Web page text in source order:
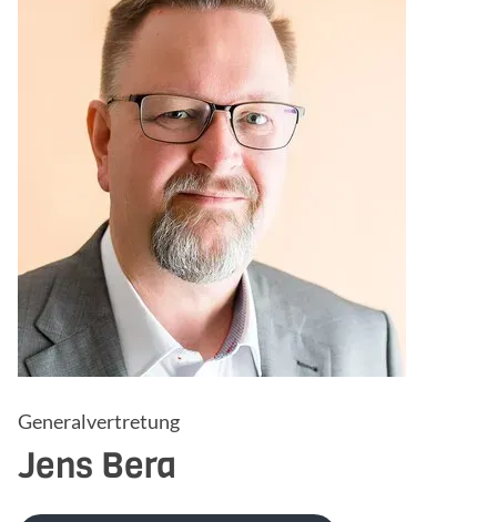
Generalvertretung
Jens Bera